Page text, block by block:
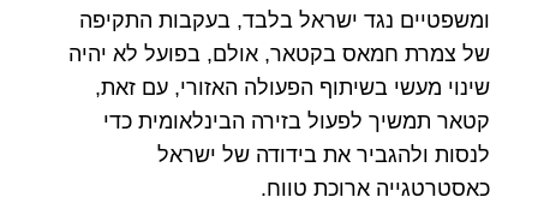
ומשפטיים נגד ישראל בלבד, בעקבות התקיפה
של צמרת חמאס בקטאר, אולם, בפועל לא יהיה
שינוי מעשי בשיתוף הפעולה האזורי, עם זאת,
קטאר תמשיך לפעול בזירה הבינלאומית כדי
לנסות ולהגביר את בידודה של ישראל
כאסטרטגייה ארוכת טווח.